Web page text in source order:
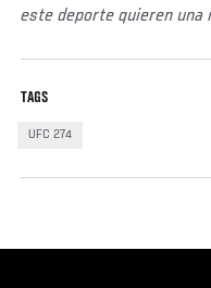
este deporte quieren una
TAGS
UFC 274